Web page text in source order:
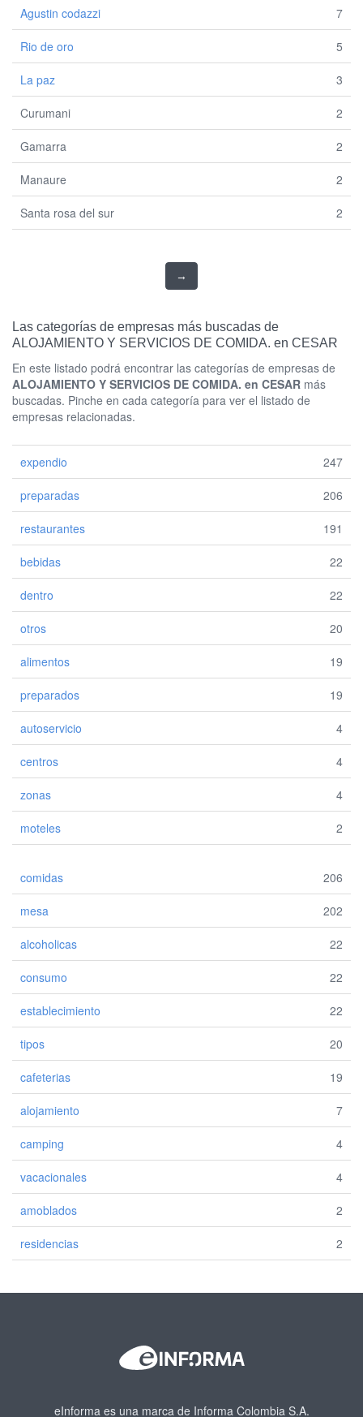
Agustin codazzi 7
Rio de oro 5
La paz 3
Curumani 2
Gamarra 2
Manaure 2
Santa rosa del sur 2
→
Las categorías de empresas más buscadas de
ALOJAMIENTO Y SERVICIOS DE COMIDA. en CESAR
En este listado podrá encontrar las categorías de empresas de
ALOJAMIENTO Y SERVICIOS DE COMIDA. en CESAR más
buscadas. Pinche en cada categoría para ver el listado de
empresas relacionadas.
expendio 247
preparadas 206
restaurantes 191
bebidas 22
dentro 22
otros 20
alimentos 19
preparados 19
autoservicio 4
centros 4
zonas 4
moteles 2
comidas 206
mesa 202
alcoholicas 22
consumo 22
establecimiento 22
tipos 20
cafeterias 19
alojamiento 7
camping 4
vacacionales 4
amoblados 2
residencias 2
eInforma es una marca de Informa Colombia S.A.